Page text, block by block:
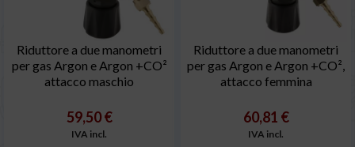
Riduttore a due manometri
per gas Argon e Argon +CO²
attacco maschio
59,50 €
IVA incl.
Riduttore a due manometri
per gas Argon e Argon +CO²,
attacco femmina
60,81 €
IVA incl.